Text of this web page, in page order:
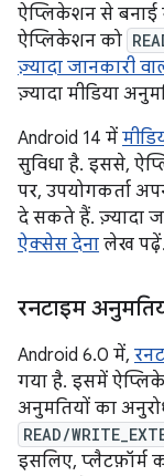
ऐप्लिकेशन से बनाई
ऐप्लिकेशन को
ज़्यादा जानकारी
ज़्यादा मीडिया
Android 14 में
सुविधा है. इससे,
पर, उपयोगकर्ता
दे सकते हैं. ज़्यादा
ऐक्सेस देना लेख पढ़ें.
रनटाइम
Android 6.0 में,
गया है. इसमें
अनुमतियों का
READ/
इसलिए, प्लैटफ़ॉर्म